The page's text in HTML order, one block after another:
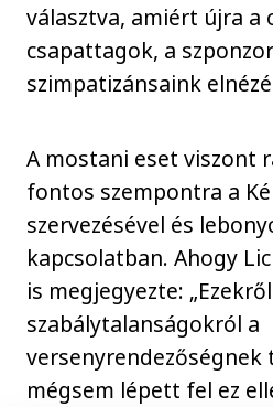
választva, amiért újra a
csapattagok, a
szimpatizánsaink
A mostani eset viszont
fontos szempontra a
szervezésével és
kapcsolatban. Ahogy
is megjegyezte:
szabálytalanságokról a
versenyrendezőségnek
mégsem lépett fel ez